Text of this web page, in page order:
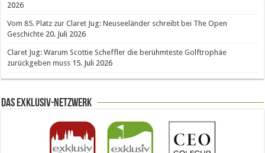
2026
Vom 85. Platz zur Claret Jug: Neuseeländer schreibt bei The Open
Geschichte 20. Juli 2026
Claret Jug: Warum Scottie Scheffler die berühmteste Golftrophäe
zurückgeben muss 15. Juli 2026
Das Exklusiv-Netzwerk